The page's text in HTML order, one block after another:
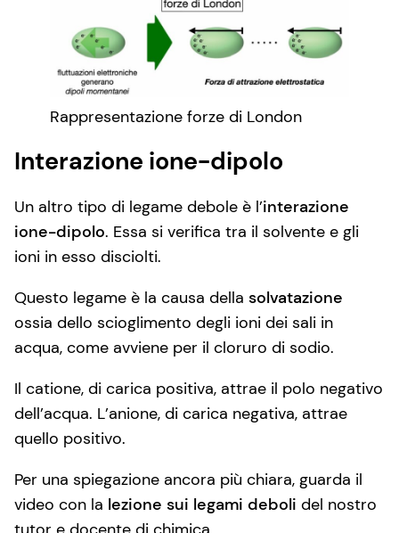
Rappresentazione forze di London
Interazione ione-dipolo
Un altro tipo di legame debole è l’interazione
ione-dipolo. Essa si verifica tra il solvente e gli
ioni in esso disciolti.
Questo legame è la causa della solvatazione
ossia dello scioglimento degli ioni dei sali in
acqua, come avviene per il cloruro di sodio.
Il catione, di carica positiva, attrae il polo negativo
dell’acqua. L’anione, di carica negativa, attrae
quello positivo.
Per una spiegazione ancora più chiara, guarda il
video con la lezione sui legami deboli del nostro